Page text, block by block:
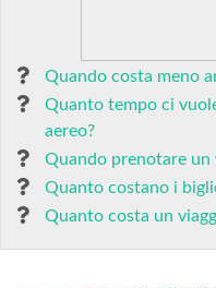
Quando costa meno
Quanto tempo ci
aereo?
Quando prenotare un
Quanto costano i
Quanto costa un